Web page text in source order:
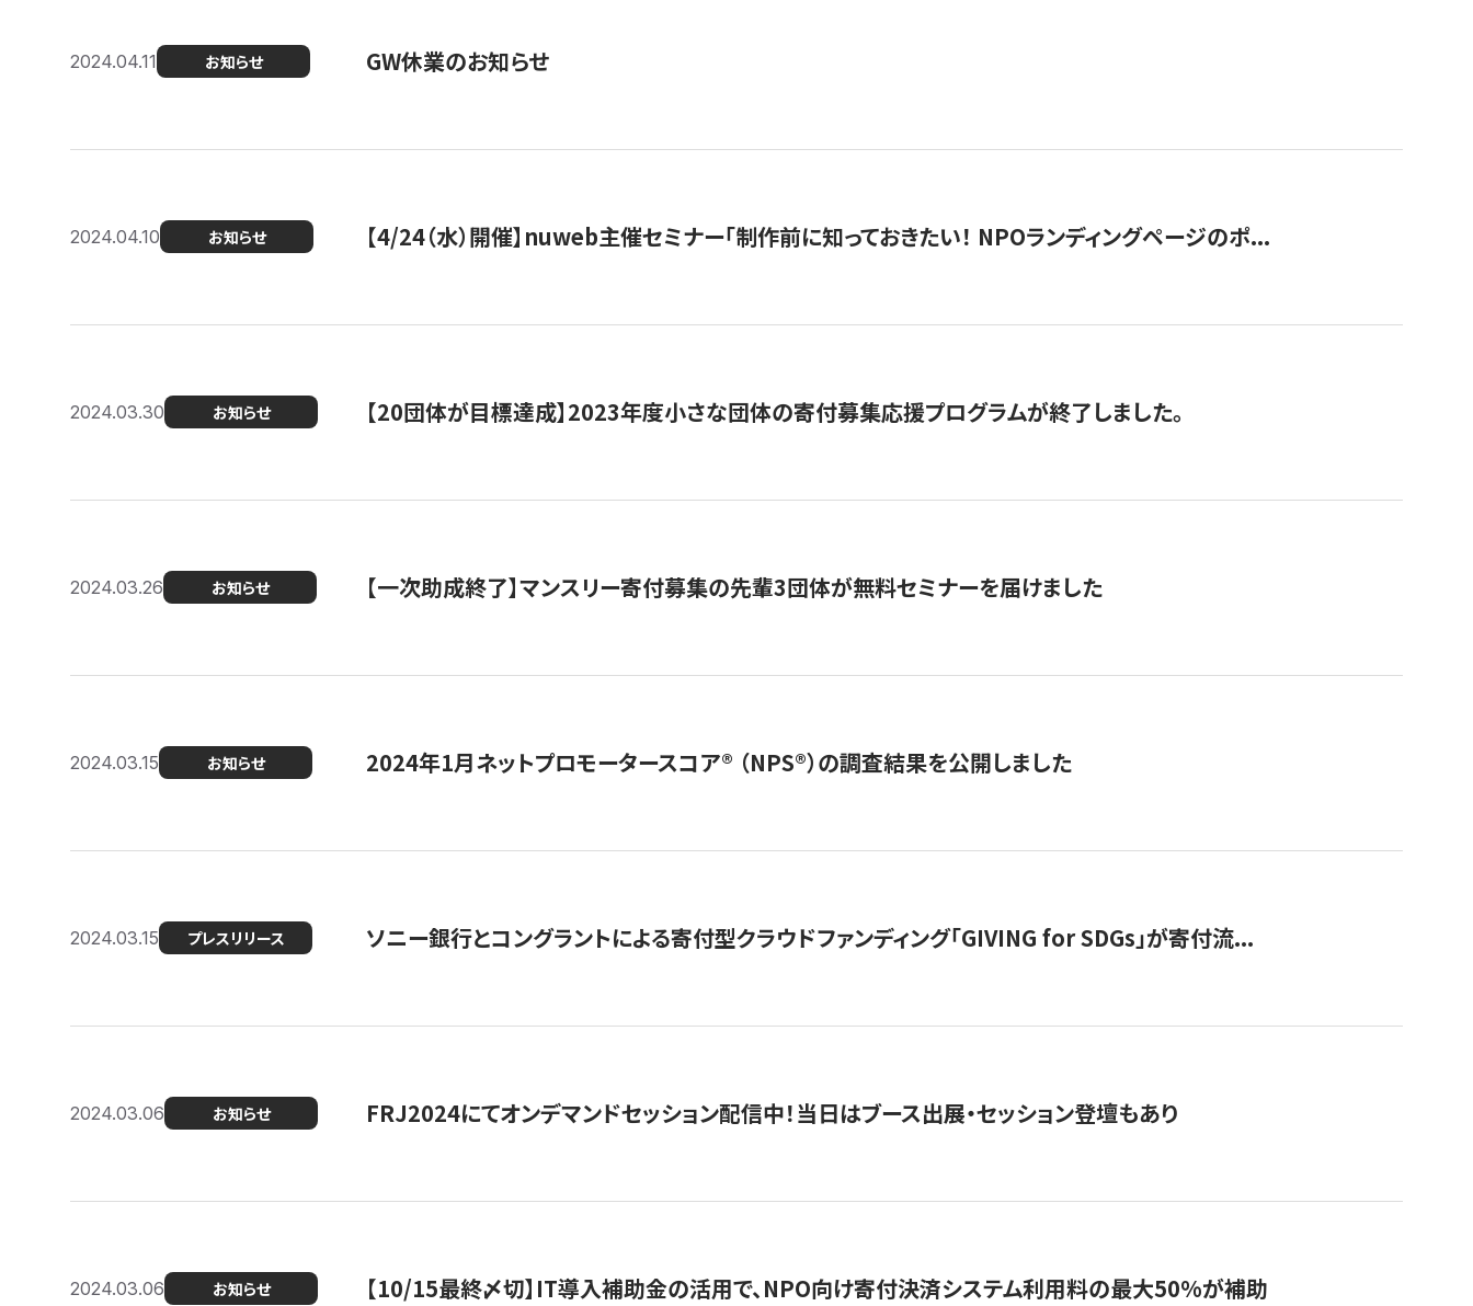
2024.04.11 お知らせ GW休業のお知らせ
2024.04.10 お知らせ 【4/24（水）開催】nuweb主催セミナー「制作前に知っておきたい！ NPOランディングページのポ...
2024.03.30 お知らせ 【20団体が目標達成】2023年度小さな団体の寄付募集応援プログラムが終了しました。
2024.03.26 お知らせ 【一次助成終了】マンスリー寄付募集の先輩3団体が無料セミナーを届けました
2024.03.15 お知らせ 2024年1月ネットプロモータースコア®︎ （NPS®︎）の調査結果を公開しました
2024.03.15 プレスリリース ソニー銀行とコングラントによる寄付型クラウドファンディング「GIVING for SDGs」が寄付流...
2024.03.06 お知らせ FRJ2024にてオンデマンドセッション配信中！当日はブース出展・セッション登壇もあり
2024.03.06 お知らせ 【10/15最終〆切】IT導入補助金の活用で、NPO向け寄付決済システム利用料の最大50%が補助